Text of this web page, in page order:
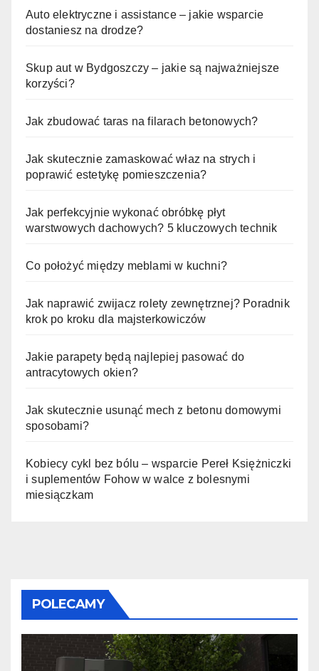
Auto elektryczne i assistance – jakie wsparcie
dostaniesz na drodze?
Skup aut w Bydgoszczy – jakie są najważniejsze
korzyści?
Jak zbudować taras na filarach betonowych?
Jak skutecznie zamaskować właz na strych i
poprawić estetykę pomieszczenia?
Jak perfekcyjnie wykonać obróbkę płyt
warstwowych dachowych? 5 kluczowych technik
Co położyć między meblami w kuchni?
Jak naprawić zwijacz rolety zewnętrznej? Poradnik
krok po kroku dla majsterkowiczów
Jakie parapety będą najlepiej pasować do
antracytowych okien?
Jak skutecznie usunąć mech z betonu domowymi
sposobami?
Kobiecy cykl bez bólu – wsparcie Pereł Księżniczki
i suplementów Fohow w walce z bolesnymi
miesiączkam
POLECAMY